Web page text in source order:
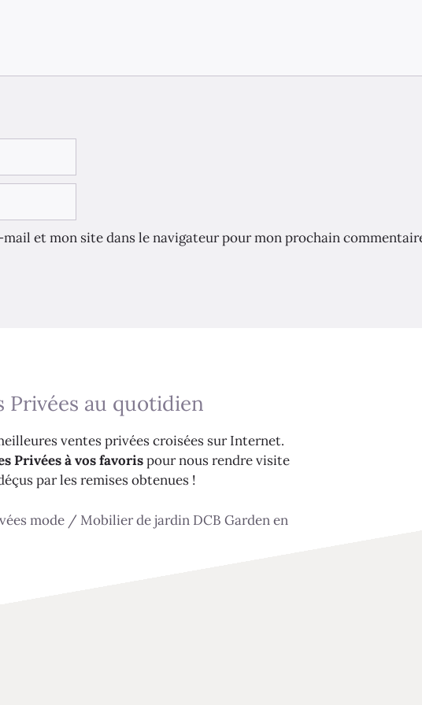
et mon site dans le navigateur pour mon prochain
Privées au quotidien
ventes privées croisées sur Internet.
Privées à vos favorispour nous rendre visite
par les remises obtenues !
mode / Mobilier de jardin DCB Garden en